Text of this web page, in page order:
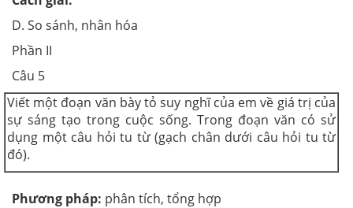
D. So sánh, nhân hóa
Phần II
Câu 5
Viết một đoạn văn bày tỏ suy nghĩ của em về giá trị của
sự sáng tạo trong cuộc sống. Trong đoạn văn có sử
dụng một câu hỏi tu từ (gạch chân dưới câu hỏi tu từ
đó).
Phương pháp: phân tích, tổng hợp